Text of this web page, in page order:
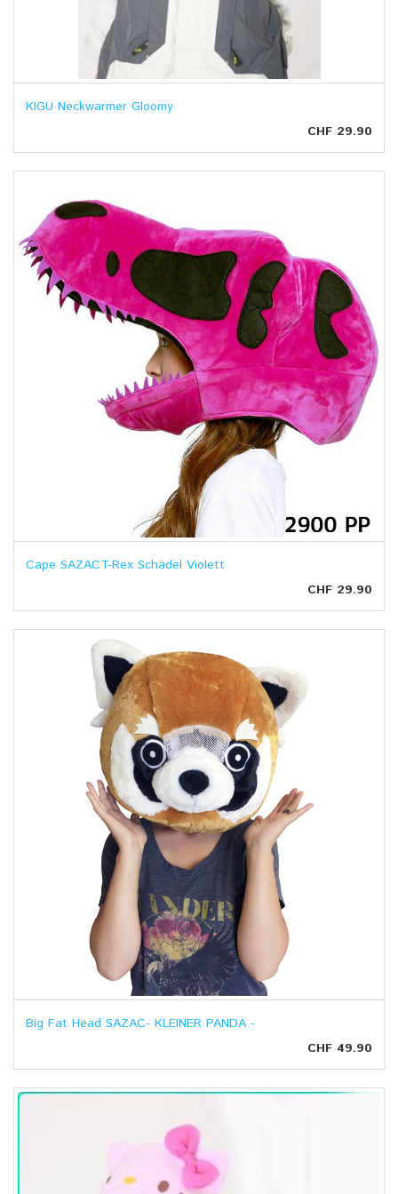
KIGU Neckwarmer Gloomy
CHF 29.90
Cape SAZACT-Rex Schädel Violett
CHF 29.90
Big Fat Head SAZAC- KLEINER PANDA -
CHF 49.90